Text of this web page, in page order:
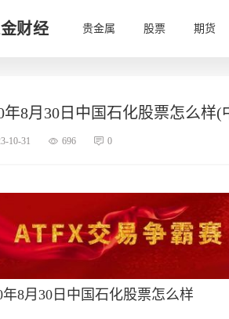
财经 贵金属 股票 期货
年8月30日中国石化股票怎么样
10-31 696 0
年8月30日中国石化股票怎么样